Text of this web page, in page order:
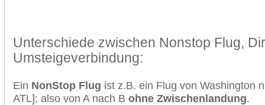
Unterschiede zwischen Nonstop Flug,
Umsteigeverbindung:
Ein NonStop Flug ist z.B. ein Flug von Washington
ATL]; also von A nach B ohne Zwischenlandung.